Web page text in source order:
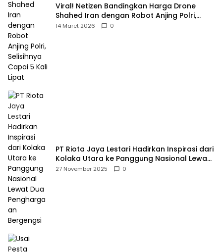
Viral! Netizen Bandingkan Harga Drone
Shahed Iran dengan Robot Anjing Polri,
Selisihnya Capai 5 Kali Lipat
14 Maret 2026 0
PT Riota Jaya Lestari Hadirkan Inspirasi dari
Kolaka Utara ke Panggung Nasional Lewat
Dua Penghargaan Bergengsi
27 November 2025 0